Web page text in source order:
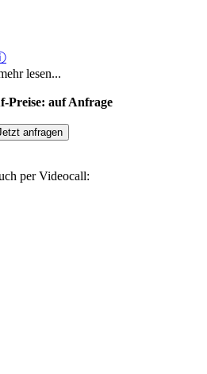
lesen...
Preise: auf Anfrage
anfragen
per Videocall: